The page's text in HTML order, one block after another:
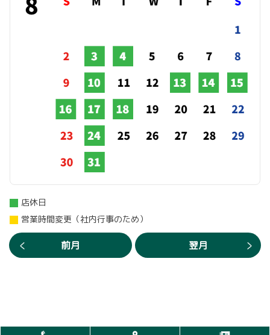
前月 翌月
店休日
営業時間変更（社内行事のため）